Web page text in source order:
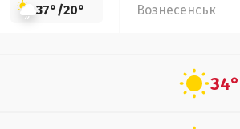
37°/20° Вознесенськ
34°